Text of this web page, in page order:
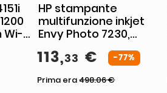
Wi-
HP stampante
multifunzione inkjet
Envy Photo 7230,
stampa copia
scansione, Wi-Fi,
touchscreen, 15 ppm
113,33 € -77%
Prima era498.06€